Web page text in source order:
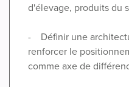
d'élevage, produits du
- Définir une
renforcer le
comme axe de